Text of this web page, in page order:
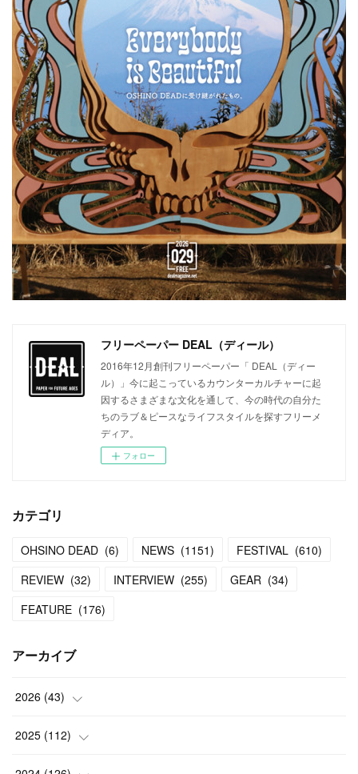
フリーペーパー DEAL（ディール）
2016年12月創刊フリーペーパー「 DEAL（ディー
ル）」今に起こっているカウンターカルチャーに起
因するさまざまな文化を通して、今の時代の自分た
ちのラブ＆ピースなライフスタイルを探すフリーメ
ディア。
フォロー
カテゴリ
OHSINO DEAD (6) NEWS (1151) FESTIVAL (610)
REVIEW (32) INTERVIEW (255) GEAR (34)
FEATURE (176)
アーカイブ
2026 (43)
( 2)
(3)
2025 (112)